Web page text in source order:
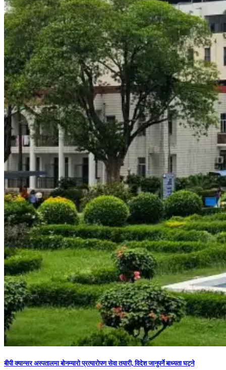
बीपी क्यान्सर अस्पतालमा बोनम्यारो प्रत्यारोपण सेवा तयारी, विदेश जानुपर्ने बाध्यता घट्ने